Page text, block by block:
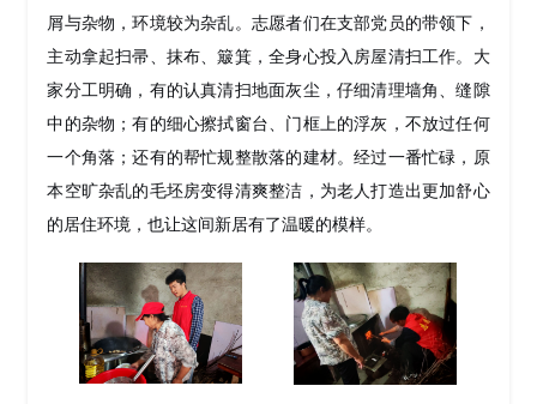
屑与杂物，环境较为杂乱。志愿者们在支部党员的带领下，
主动拿起扫帚、抹布、簸箕，全身心投入房屋清扫工作。大
家分工明确，有的认真清扫地面灰尘，仔细清理墙角、缝隙
中的杂物；有的细心擦拭窗台、门框上的浮灰，不放过任何
一个角落；还有的帮忙规整散落的建材。经过一番忙碌，原
本空旷杂乱的毛坯房变得清爽整洁，为老人打造出更加舒心
的居住环境，也让这间新居有了温暖的模样。